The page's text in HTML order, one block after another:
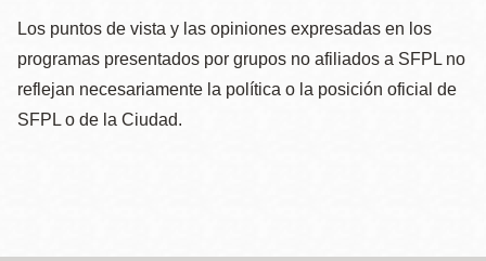
Los puntos de vista y las opiniones expresadas en los
programas presentados por grupos no afiliados a SFPL no
reflejan necesariamente la política o la posición oficial de
SFPL o de la Ciudad.